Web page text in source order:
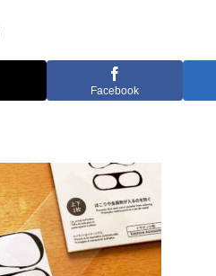
Facebook